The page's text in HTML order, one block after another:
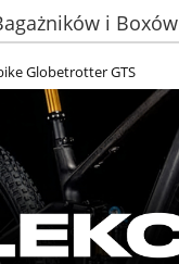
i Boxów
Globetrotter GTS